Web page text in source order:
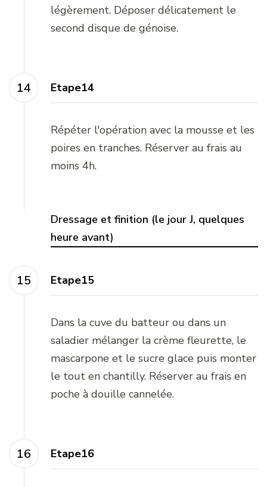
légèrement. Déposer délicatement le
second disque de génoise.
Etape14
Répéter l'opération avec la mousse et les
poires en tranches. Réserver au frais au
moins 4h.
Dressage et finition (le jour J, quelques
heure avant)
Etape15
Dans la cuve du batteur ou dans un
saladier mélanger la crème fleurette, le
mascarpone et le sucre glace puis monter
le tout en chantilly. Réserver au frais en
poche à douille cannelée.
Etape16